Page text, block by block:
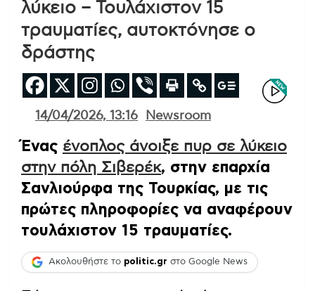
λύκειο – Τουλάχιστον 15
τραυματίες, αυτοκτόνησε ο
δράστης
14/04/2026, 13:16 Newsroom
Ένας ένοπλος άνοιξε πυρ σε λύκειο
στην πόλη Σιβερέκ, στην επαρχία
Σανλιούρφα της Τουρκίας, με τις
πρώτες πληροφορίες να αναφέρουν
τουλάχιστον 15 τραυματίες.
Ακολουθήστε το politic.gr στο Google News